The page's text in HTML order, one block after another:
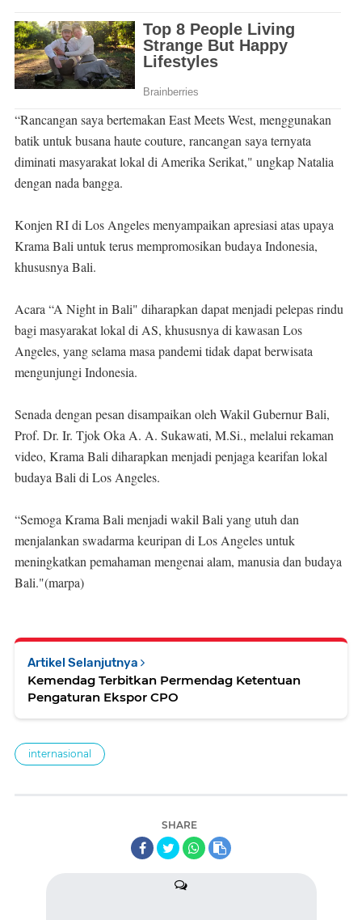
“Rancangan saya bertemakan East Meets West, menggunakan
batik untuk busana haute couture, rancangan saya ternyata
diminati masyarakat lokal di Amerika Serikat," ungkap Natalia
dengan nada bangga.
Konjen RI di Los Angeles menyampaikan apresiasi atas upaya
Krama Bali untuk terus mempromosikan budaya Indonesia,
khususnya Bali.
Acara “A Night in Bali" diharapkan dapat menjadi pelepas rindu
bagi masyarakat lokal di AS, khususnya di kawasan Los
Angeles, yang selama masa pandemi tidak dapat berwisata
mengunjungi Indonesia.
Senada dengan pesan disampaikan oleh Wakil Gubernur Bali,
Prof. Dr. Ir. Tjok Oka A. A. Sukawati, M.Si., melalui rekaman
video, Krama Bali diharapkan menjadi penjaga kearifan lokal
budaya Bali di Los Angeles.
“Semoga Krama Bali menjadi wakil Bali yang utuh dan
menjalankan swadarma keuripan di Los Angeles untuk
meningkatkan pemahaman mengenai alam, manusia dan budaya
Bali."(marpa)
Artikel Selanjutnya
Kemendag Terbitkan Permendag Ketentuan
Pengaturan Ekspor CPO
internasional
SHARE